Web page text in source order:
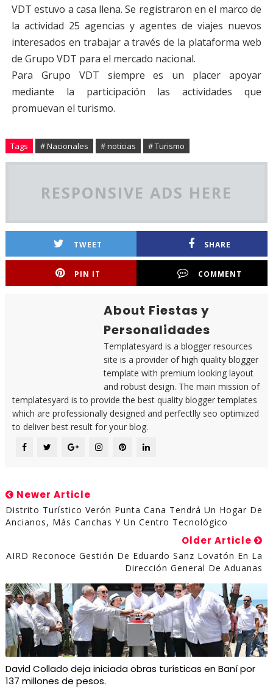
VDT estuvo a casa llena. Se registraron en el marco de
la actividad 25 agencias y agentes de viajes nuevos
interesados en trabajar a través de la plataforma web
de Grupo VDT para el mercado nacional.
Para Grupo VDT siempre es un placer apoyar
mediante la participación las actividades que
promuevan el turismo.
Tags # Nacionales # noticias # Turismo
RESPONSIVE ADS HERE
TWEET SHARE
PIN IT COMMENT
About Fiestas y
Personalidades
Templatesyard is a blogger resources
site is a provider of high quality blogger
template with premium looking layout
and robust design. The main mission of
templatesyard is to provide the best quality blogger templates
which are professionally designed and perfectlly seo optimized
to deliver best result for your blog.
Newer Article
Distrito Turístico Verón Punta Cana Tendrá Un Hogar De
Ancianos, Más Canchas Y Un Centro Tecnológico
Older Article
AIRD Reconoce Gestión De Eduardo Sanz Lovatón En La
Dirección General De Aduanas
David Collado deja iniciada obras turísticas en Baní por
137 millones de pesos.